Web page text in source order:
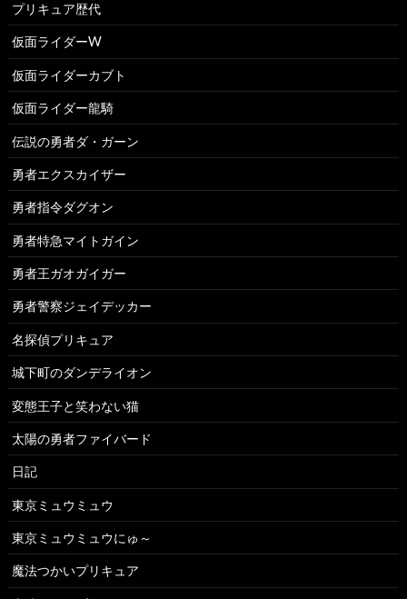
プリキュア歴代
仮面ライダーW
仮面ライダーカブト
仮面ライダー龍騎
伝説の勇者ダ・ガーン
勇者エクスカイザー
勇者指令ダグオン
勇者特急マイトガイン
勇者王ガオガイガー
勇者警察ジェイデッカー
名探偵プリキュア
城下町のダンデライオン
変態王子と笑わない猫
太陽の勇者ファイバード
日記
東京ミュウミュウ
東京ミュウミュウにゅ～
魔法つかいプリキュア